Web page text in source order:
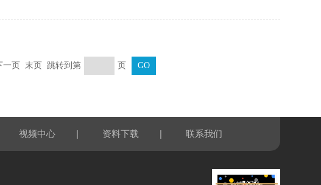
一页 末页 跳转到第 页
视频中心 | 资料下载 | 联系我们